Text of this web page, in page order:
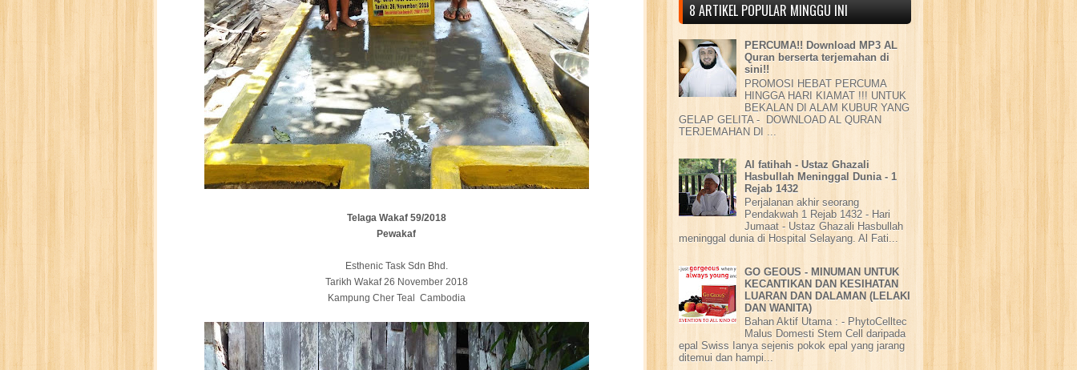
Telaga Wakaf 59/2018
Pewakaf
Esthenic Task Sdn Bhd.
Tarikh Wakaf 26 November 2018
Kampung Cher Teal Cambodia
8 ARTIKEL POPULAR MINGGU INI
PERCUMA!! Download MP3 AL
Quran berserta terjemahan di
sini!!
PROMOSI HEBAT PERCUMA
HINGGA HARI KIAMAT !!! UNTUK
BEKALAN DI ALAM KUBUR YANG
GELAP GELITA - DOWNLOAD AL QURAN
TERJEMAHAN DI ...
Al fatihah - Ustaz Ghazali
Hasbullah Meninggal Dunia - 1
Rejab 1432
Perjalanan akhir seorang
Pendakwah 1 Rejab 1432 - Hari
Jumaat - Ustaz Ghazali Hasbullah
meninggal dunia di Hospital Selayang. Al Fati...
GO GEOUS - MINUMAN UNTUK
KECANTIKAN DAN KESIHATAN
LUARAN DAN DALAMAN (LELAKI
DAN WANITA)
Bahan Aktif Utama : - PhytoCelltec
Malus Domesti Stem Cell daripada
epal Swiss Ianya sejenis pokok epal yang jarang
ditemui dan hampi...